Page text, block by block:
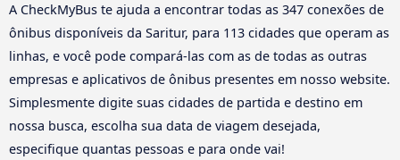
A CheckMyBus te ajuda a encontrar todas as 347 conexões de
ônibus disponíveis da Saritur, para 113 cidades que operam as
linhas, e você pode compará-las com as de todas as outras
empresas e aplicativos de ônibus presentes em nosso website.
Simplesmente digite suas cidades de partida e destino em
nossa busca, escolha sua data de viagem desejada,
especifique quantas pessoas e para onde vai!